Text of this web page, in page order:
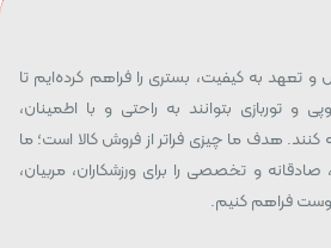
و تعهد به کیفیت، بستری را فراهم کرده‌ایم تا
و توربازی بتوانند به راحتی و با اطمینان،
کنند. هدف ما چیزی فراتر از فروش کالا است؛ ما
صادقانه و تخصصی را برای ورزشکاران، مربیان،
فراهم کنیم.